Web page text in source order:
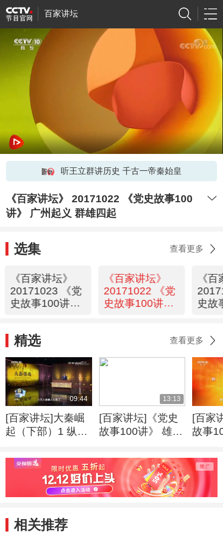
百家讲坛
听王立群讲历史 千古一帝秦始皇
《百家讲坛》 20171022 《党史故事100
讲》 广州起义 群雄四起
选集 查看更多
《百家讲坛》
20171023 《党
史故事100讲》
《百家讲坛》
20171022 《党
史故事100讲》
《
史故
精选 查看更多
09:44
[百家讲坛]大秦崛
起（下部）1 纵横
仇楚国
13:13
[百家讲坛]《党史
故事100讲》 雄关
军四渡赤水
[百家
故事
功会师
相关推荐